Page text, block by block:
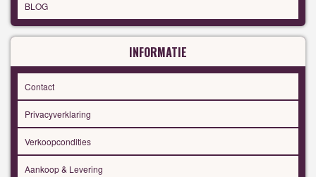
BLOG
INFORMATIE
Contact
Privacyverklaring
Verkoopcondities
Aankoop & Levering